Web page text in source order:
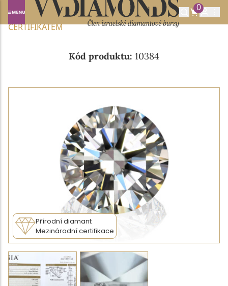
0
Domů NABÍDKA DIAMANTŮ
0.30CT D/VS1 S GIA
CERTIFIKÁTEM
Kód produktu: 10384
Přírodní diamant
Mezinárodní certifikace